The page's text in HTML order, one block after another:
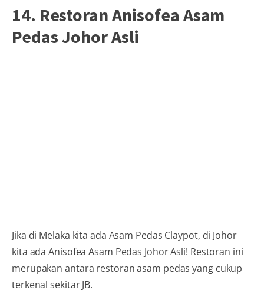
14. Restoran Anisofea Asam
Pedas Johor Asli
Jika di Melaka kita ada Asam Pedas Claypot, di Johor
kita ada Anisofea Asam Pedas Johor Asli! Restoran ini
merupakan antara restoran asam pedas yang cukup
terkenal sekitar JB.